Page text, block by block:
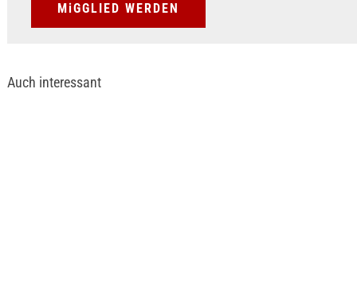
MiGGLIED WERDEN
Auch interessant